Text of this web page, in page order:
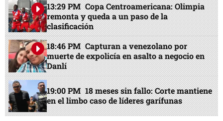
13:29 PM Copa Centroamericana: Olimpia
remonta y queda a un paso de la
clasificación
18:46 PM Capturan a venezolano por
muerte de expolicía en asalto a negocio en
Danlí
19:00 PM 18 meses sin fallo: Corte mantiene
en el limbo caso de líderes garífunas